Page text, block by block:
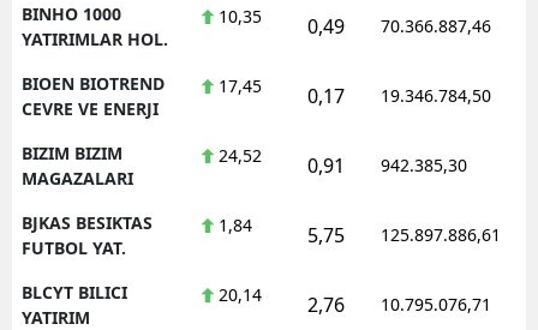
BINHO 1000
YATIRIMLAR HOL.
10,35 0,49 70.366.887,46
BIOEN BIOTREND
CEVRE VE ENERJI
17,45 0,17 19.346.784,50
BIZIM BIZIM
MAGAZALARI
24,52 0,91 942.385,30
BJKAS BESIKTAS
FUTBOL YAT.
1,84 5,75 125.897.886,61
BLCYT BILICI
YATIRIM
20,14 2,76 10.795.076,71